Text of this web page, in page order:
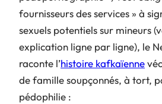
fournisseurs des services » à
sexuels potentiels sur mineurs
explication ligne par ligne), le
raconte l’histoire kafkaïenne
de famille soupçonnés, à tort,
pédophilie :